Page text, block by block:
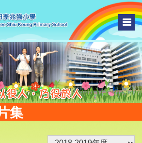
集